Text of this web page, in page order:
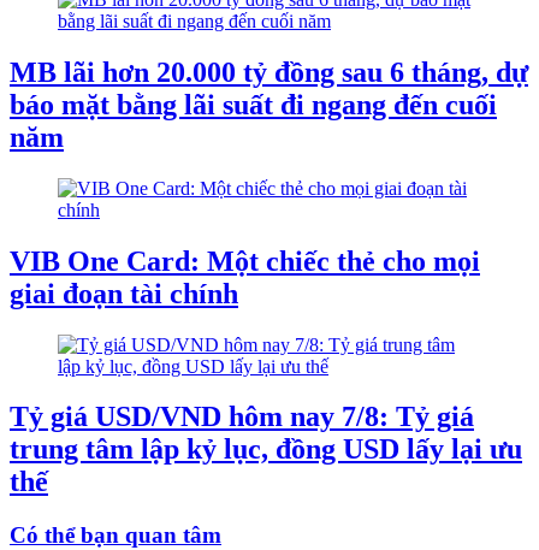
MB lãi hơn 20.000 tỷ đồng sau 6 tháng, dự
báo mặt bằng lãi suất đi ngang đến cuối
năm
VIB One Card: Một chiếc thẻ cho mọi
giai đoạn tài chính
Tỷ giá USD/VND hôm nay 7/8: Tỷ giá
trung tâm lập kỷ lục, đồng USD lấy lại ưu
thế
Có thể bạn quan tâm